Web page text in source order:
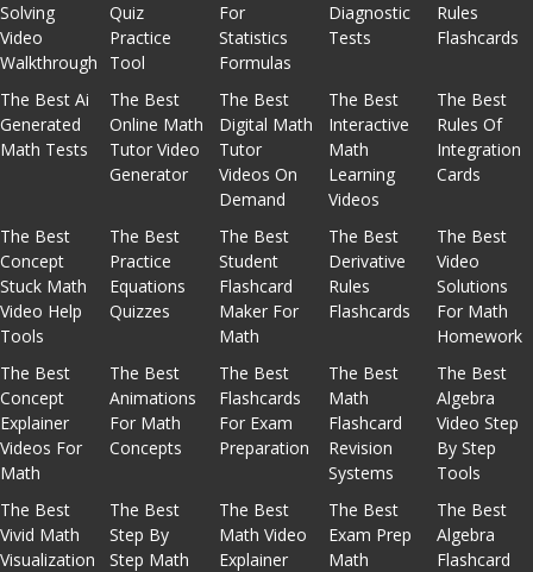
Solving
Video
Walkthrough
Quiz
Practice
Tool
For
Statistics
Formulas
Diagnostic
Tests
Rules
Flashcards
The Best Ai
Generated
Math Tests
The Best
Online Math
Tutor Video
Generator
The Best
Digital Math
Tutor
Videos On
Demand
The Best
Interactive
Math
Learning
Videos
The Best
Rules Of
Integration
Cards
The Best
Concept
Stuck Math
Video Help
Tools
The Best
Practice
Equations
Quizzes
The Best
Student
Flashcard
Maker For
Math
The Best
Derivative
Rules
Flashcards
The Best
Video
Solutions
For Math
Homework
The Best
Concept
Explainer
Videos For
Math
The Best
Animations
For Math
Concepts
The Best
Flashcards
For Exam
Preparation
The Best
Math
Flashcard
Revision
Systems
The Best
Algebra
Video Step
By Step
Tools
The Best
Vivid Math
Visualization
The Best
Step By
Step Math
The Best
Math Video
Explainer
The Best
Exam Prep
Math
The Best
Algebra
Flashcard